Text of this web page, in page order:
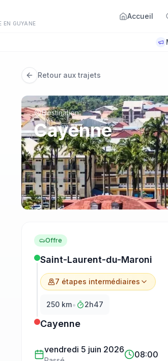
EN GUYANE
Accueil
Retour aux trajets
Destination
Cayenne
Offre
Saint-Laurent-du-Maroni
7 étapes intermédiaires
250 km• 2h47
Cayenne
vendredi 5 juin 2026 08:00